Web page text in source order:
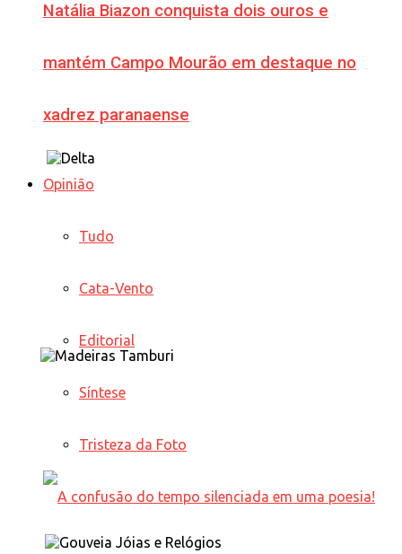
Natália Biazon conquista dois ouros e
mantém Campo Mourão em destaque no
xadrez paranaense
Opinião
Tudo
Cata-Vento
Editorial
Síntese
Tristeza da Foto